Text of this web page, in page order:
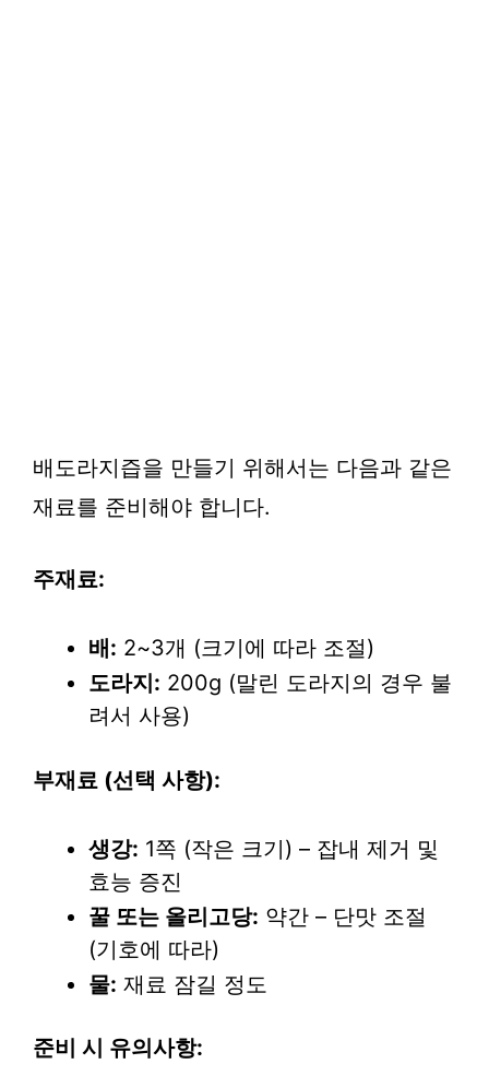
배도라지즙을 만들기 위해서는 다음과 같은
재료를 준비해야 합니다.
주재료:
배: 2~3개 (크기에 따라 조절)
도라지: 200g (말린 도라지의 경우 불
려서 사용)
부재료 (선택 사항):
생강: 1쪽 (작은 크기) – 잡내 제거 및
효능 증진
꿀 또는 올리고당: 약간 – 단맛 조절
(기호에 따라)
물: 재료 잠길 정도
준비 시 유의사항: